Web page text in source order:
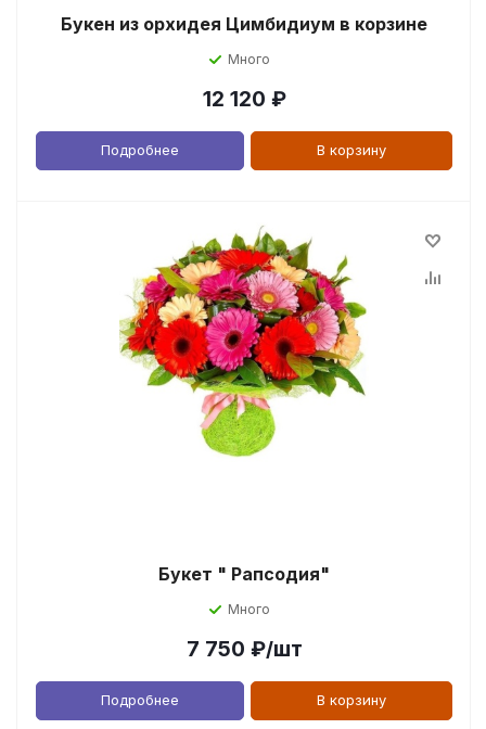
Букен из орхидея Цимбидиум в корзине
Много
12 120 ₽
Подробнее В корзину
Букет " Рапсодия"
Много
7 750 ₽/шт
Подробнее В корзину